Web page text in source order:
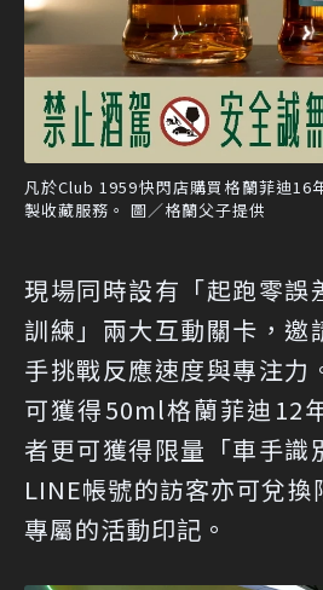
凡於Club 1959快閃店購買格蘭菲迪16
製收藏服務。 圖／格蘭父子提供
現場同時設有「起跑零誤
訓練」兩大互動關卡，邀
手挑戰反應速度與專注力
可獲得50ml格蘭菲迪12
者更可獲得限量「車手識
LINE帳號的訪客亦可兌換
專屬的活動印記。